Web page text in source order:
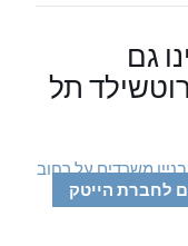
גם
תל
לחברת הייטק